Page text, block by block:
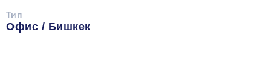
Тип
Офис / Бишкек